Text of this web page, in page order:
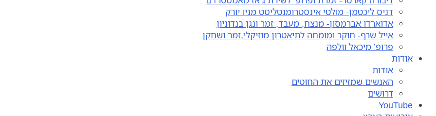
דניס ליכטמן- מולטי אינסטרומנטליסט מניו יורק
אדוארדו אברמסון- מנצח, מעבד, זמר ונגן בנדוניון
אייל שרף- חוקר ומומחה לתיאטרון מוזיקלי,זמר ושחקן
פרופ’ מיכאל וולפה
אודות
אודות
האנשים שמזיזים את החוטים
דרושים
YouTube